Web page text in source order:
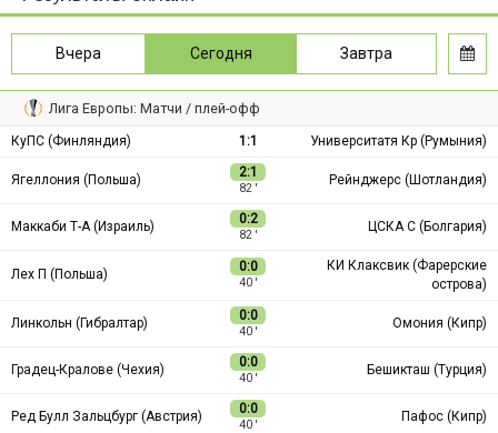
Вчера Сегодня Завтра
Лига Европы: Матчи / плей-офф
КуПС (Финляндия) 1:1 Университатя Кр (Румыния)
Ягеллония (Польша) 2:1
82 ′
Рейнджерс (Шотландия)
Маккаби Т-А (Израиль) 0:2
82 ′
ЦСКА С (Болгария)
Лех П (Польша) 0:0
40 ′
КИ Клаксвик (Фарерские
острова)
Линкольн (Гибралтар) 0:0
40 ′
Омония (Кипр)
Градец-Кралове (Чехия) 0:0
40 ′
Бешикташ (Турция)
Ред Булл Зальцбург (Австрия) 0:0
40 ′
Пафос (Кипр)